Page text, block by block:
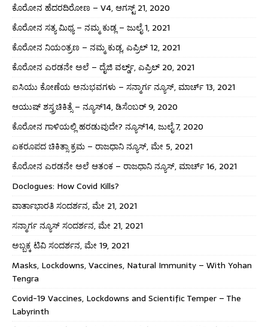
ಕೊರೋನ ಹೆದರದಿರೋಣ – V4, ಆಗಸ್ಟ್ 21, 2020
ಕೊರೋನ ಸತ್ಯ ಮಿಥ್ಯ – ನಮ್ಮ ಕುಡ್ಲ – ಜುಲೈ 1, 2021
ಕೊರೋನ ನಿಯಂತ್ರಣ – ನಮ್ಮ ಕುಡ್ಲ, ಎಪ್ರಿಲ್ 12, 2021
ಕೊರೋನ ಎರಡನೇ ಅಲೆ – ದೈಜಿ ವರ್ಲ್ಡ್, ಎಪ್ರಿಲ್ 20, 2021
ಐಸಿಯು ಕೋಣೆಯ ಅನುಭವಗಳು – ಸನ್ಮಾರ್ಗ ನ್ಯೂಸ್, ಮಾರ್ಚ್ 13, 2021
ಆಯುಷ್ ಶಸ್ತ್ರಚಿಕಿತ್ಸೆ – ನ್ಯೂಸ್14, ಡಿಸೆಂಬರ್ 9, 2020
ಕೊರೋನ ಗಾಳಿಯಲ್ಲಿ ಹರಡುವುದೇ? ನ್ಯೂಸ್14, ಜುಲೈ 7, 2020
ಏಕರೂಪದ ಚಿಕಿತ್ಸಾ ಕ್ರಮ – ರಾಜಧಾನಿ ನ್ಯೂಸ್, ಮೇ 5, 2021
ಕೊರೋನ ಎರಡನೇ ಅಲೆ ಆತಂಕ – ರಾಜಧಾನಿ ನ್ಯೂಸ್, ಮಾರ್ಚ್ 16, 2021
Doclogues: How Covid Kills?
ವಾರ್ತಾಭಾರತಿ ಸಂದರ್ಶನ, ಮೇ 21, 2021
ಸನ್ಮಾರ್ಗ ನ್ಯೂಸ್ ಸಂದರ್ಶನ, ಮೇ 21, 2021
ಅಬ್ಬಕ್ಕ ಟಿವಿ ಸಂದರ್ಶನ, ಮೇ 19, 2021
Masks, Lockdowns, Vaccines, Natural Immunity – With Yohan
Tengra
Covid-19 Vaccines, Lockdowns and Scientific Temper – The
Labyrinth